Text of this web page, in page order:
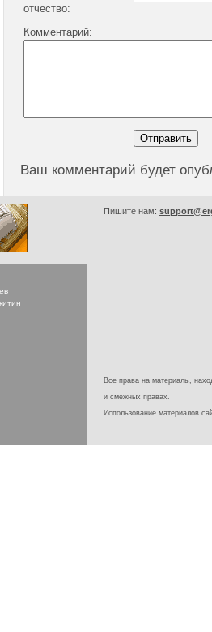
отчество:
Комментарий:
Ваш комментарий будет
Пишите нам:
Все права на материалы,
и смежных правах.
Использование материалов